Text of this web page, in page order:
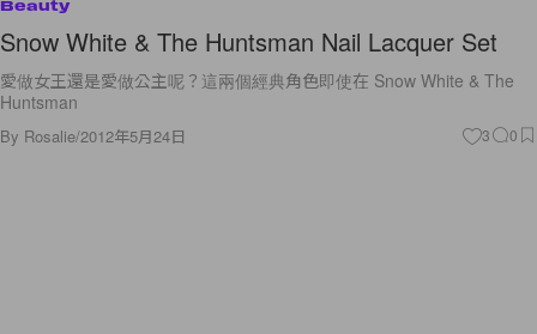
Beauty
Snow White & The Huntsman Nail Lacquer Set
愛做女王還是愛做公主呢？這兩個經典角色即使在 Snow White & The
Huntsman
By Rosalie/2012年5月24日 3 0